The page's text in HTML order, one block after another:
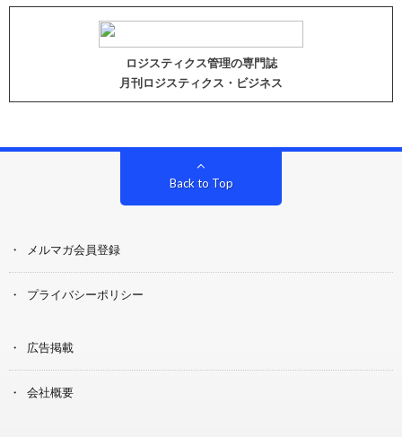
ロジスティクス管理の専門誌
月刊ロジスティクス・ビジネス
Back to Top
メルマガ会員登録
プライバシーポリシー
広告掲載
会社概要